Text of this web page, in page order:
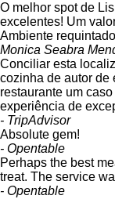
O melhor spot de
excelentes! Um
Ambiente
Monica Seabra
Conciliar esta
cozinha de autor de
restaurante um
experiência de
- TripAdvisor
Absolute gem!
- Opentable
Perhaps the best
treat. The service
- Opentable